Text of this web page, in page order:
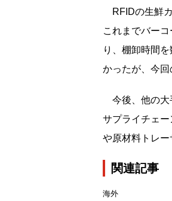
RFIDの生鮮カ
これまでバー
り、棚卸時間
かったが、今回
今後、他の大
サプライチェ
や原材料トレー
関連記事
海外